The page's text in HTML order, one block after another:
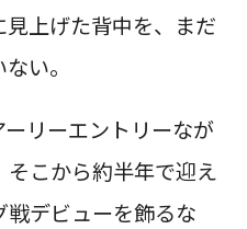
上げた背中を、まだ
い。
リーエントリーなが
こから約半年で迎え
デビューを飾るな